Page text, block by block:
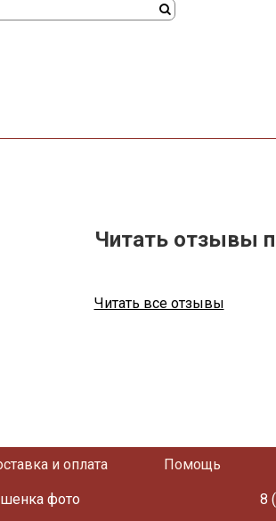
Читать отзывы
Читать все отзывы
и оплата Помощь
фото 8